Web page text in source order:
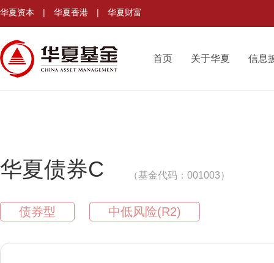
华夏资本 | 华夏香港 | 华夏财富
首页 关于华夏 信息
华夏债券C （基金代码：001003）
债券型 中低风险(R2)